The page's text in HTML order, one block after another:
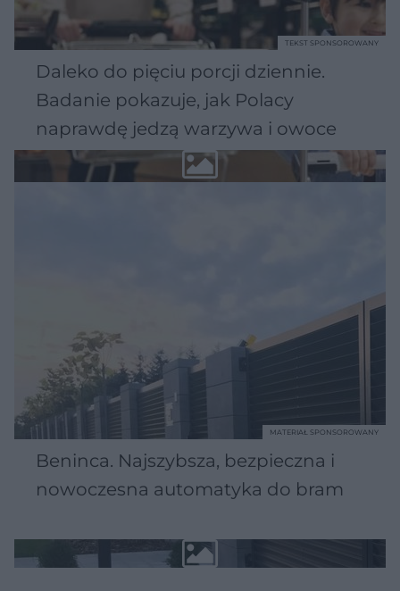
Daleko do pięciu porcji dziennie.
Badanie pokazuje, jak Polacy
naprawdę jedzą warzywa i owoce
TEKST SPONSOROWANY
Beninca. Najszybsza, bezpieczna i
nowoczesna automatyka do bram
MATERIAŁ SPONSOROWANY